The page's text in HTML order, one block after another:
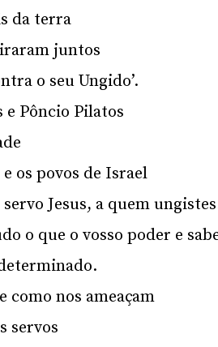
da terra
juntos
o seu Ungido’.
e Pôncio Pilatos
e os povos de Israel
Jesus, a quem
o que o vosso poder e
como nos ameaçam
servos